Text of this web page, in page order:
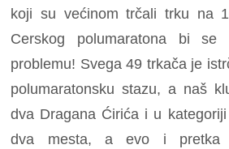
koji su većinom trčali trku na
Cerskog polumaratona bi se
problemu! Svega 49 trkača je
polumaratonsku stazu, a naš
dva Dragana Ćirića i u
dva mesta, a evo i pretka